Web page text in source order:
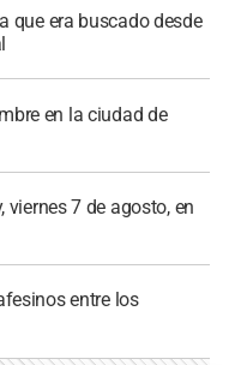
que era buscado desde
en la ciudad de
viernes 7 de agosto, en
entre los